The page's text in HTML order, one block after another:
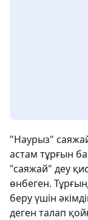
"Наурыз"
астам тұрғын
"саяжай" деу
өнбеген.
беру үшін
деген талап